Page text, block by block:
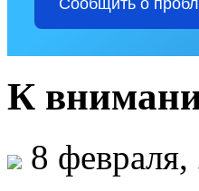
Сообщить о
К
8